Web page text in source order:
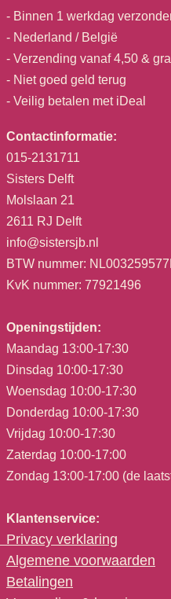
- Binnen 1 werkdag
- Nederland / België
- Verzending vanaf 4,50 &
- Niet goed geld terug
- Veilig betalen met iDeal
Contactinformatie:
015-2131711
Sisters Delft
Molslaan 21
2611 RJ Delft
info@sistersjb.nl
BTW nummer:
KvK nummer: 77921496
Openingstijden:
Maandag 13:00-17:30
Dinsdag 10:00-17:30
Woensdag 10:00-17:30
Donderdag 10:00-17:30
Vrijdag 10:00-17:30
Zaterdag 10:00-17:00
Zondag 13:00-17:00 (de
Klantenservice:
Privacy verklaring
Algemene voorwaarden
Betalingen